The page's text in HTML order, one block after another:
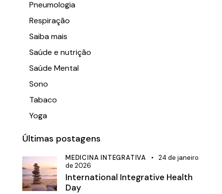
Pneumologia
Respiração
Saiba mais
Saúde e nutrição
Saúde Mental
Sono
Tabaco
Yoga
Últimas postagens
MEDICINA INTEGRATIVA
24 de janeiro
de 2026
International Integrative Health
Day